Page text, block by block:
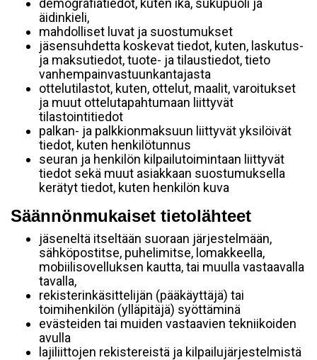
demografiatiedot, kuten ikä, sukupuoli ja
äidinkieli,
mahdolliset luvat ja suostumukset
jäsensuhdetta koskevat tiedot, kuten, laskutus-
ja maksutiedot, tuote- ja tilaustiedot, tieto
vanhempainvastuunkantajasta
ottelutilastot, kuten, ottelut, maalit, varoitukset
ja muut ottelutapahtumaan liittyvät
tilastointitiedot
palkan- ja palkkionmaksuun liittyvät yksilöivät
tiedot, kuten henkilötunnus
seuran ja henkilön kilpailutoimintaan liittyvät
tiedot sekä muut asiakkaan suostumuksella
kerätyt tiedot, kuten henkilön kuva
Säännönmukaiset tietolähteet
jäseneltä itseltään suoraan järjestelmään,
sähköpostitse, puhelimitse, lomakkeella,
mobiilisovelluksen kautta, tai muulla vastaavalla
tavalla,
rekisterinkäsittelijän (pääkäyttäjä) tai
toimihenkilön (ylläpitäjä) syöttäminä
evästeiden tai muiden vastaavien tekniikoiden
avulla
lajiliittojen rekistereistä ja kilpailujärjestelmistä